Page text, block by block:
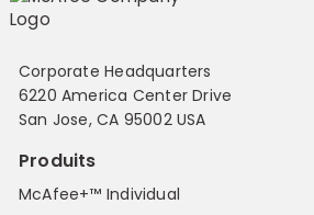
Corporate Headquarters
6220 America Center Drive
San Jose, CA 95002 USA
Produits
McAfee+™ Individual